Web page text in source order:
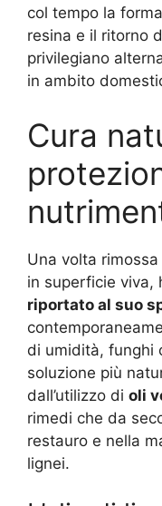
col tempo la
resina e il ritorno
privilegiano
in ambito
Cura
Una volta
in superficie viva,
riportato al suo
di umidità, funghi
soluzione più
dall’utilizzo di oli
rimedi che da
restauro e nella
lignei.